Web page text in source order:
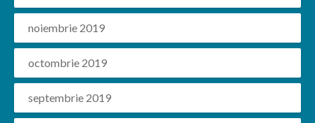
noiembrie 2019
octombrie 2019
septembrie 2019